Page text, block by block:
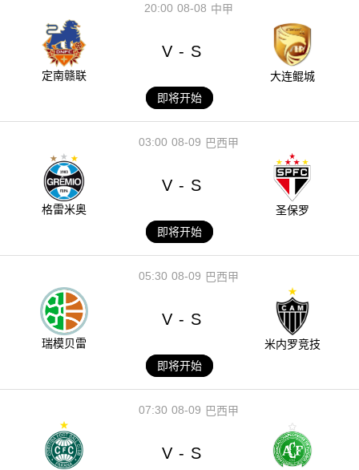
08-08
20:00 中甲
定南赣联
V - S
大连鲲城
即将开始
08-09
03:00 巴西甲
格雷米奥
V - S
圣保罗
即将开始
08-09
05:30 巴西甲
瑞模贝雷
V - S
米内罗竞技
即将开始
08-09
07:30 巴西甲
V - S